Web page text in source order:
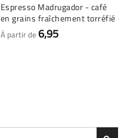
Espresso Madrugador - café
en grains fraîchement torréfié
À partir de 6,95